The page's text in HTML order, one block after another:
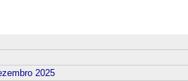
2025